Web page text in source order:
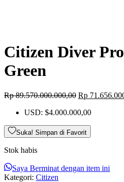
Citizen Diver
Green
Rp89.570.000.000,00 Harga
adalah:
Rp
USD: $4.000.000,00
Suka! Simpan di Favorit
Stok habis
Saya Berminat dengan item ini
Kategori: Citizen